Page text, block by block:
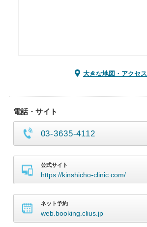
大きな地図・アクセス
電話・サイト
03-3635-4112
公式サイト
https://kinshicho-clinic.com/
ネット予約
web.booking.clius.jp